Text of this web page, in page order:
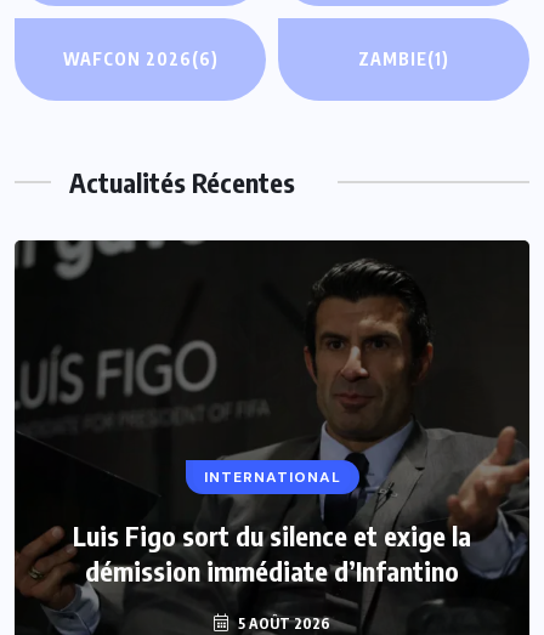
WAFCON 2026(6) ZAMBIE(1)
Actualités Récentes
INTERNATIONAL
Luis Figo sort du silence et exige la
démission immédiate d’Infantino
5 AOÛT 2026